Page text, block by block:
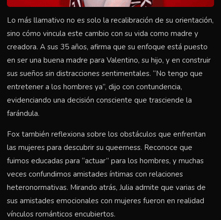
Lo más llamativo no es solo la recalibración de su orientación,
sino cómo vincula este cambio con su vida como madre y
creadora. A sus 35 años, afirma que su enfoque está puesto
en ser una buena madre para Valentino, su hijo, y en construir
sus sueños sin distracciones sentimentales. “No tengo que
entretener a los hombres ya”, dijo con contundencia,
evidenciando una decisión consciente que trasciende la
farándula.
Fox también reflexiona sobre los obstáculos que enfrentan
las mujeres para descubrir su queerness. Reconoce que
fuimos educadas para “actuar” para los hombres, y muchas
veces confundimos amistades íntimas con relaciones
heteronormativas. Mirando atrás, Julia admite que varias de
sus amistades emocionales con mujeres fueron en realidad
vínculos románticos encubiertos.